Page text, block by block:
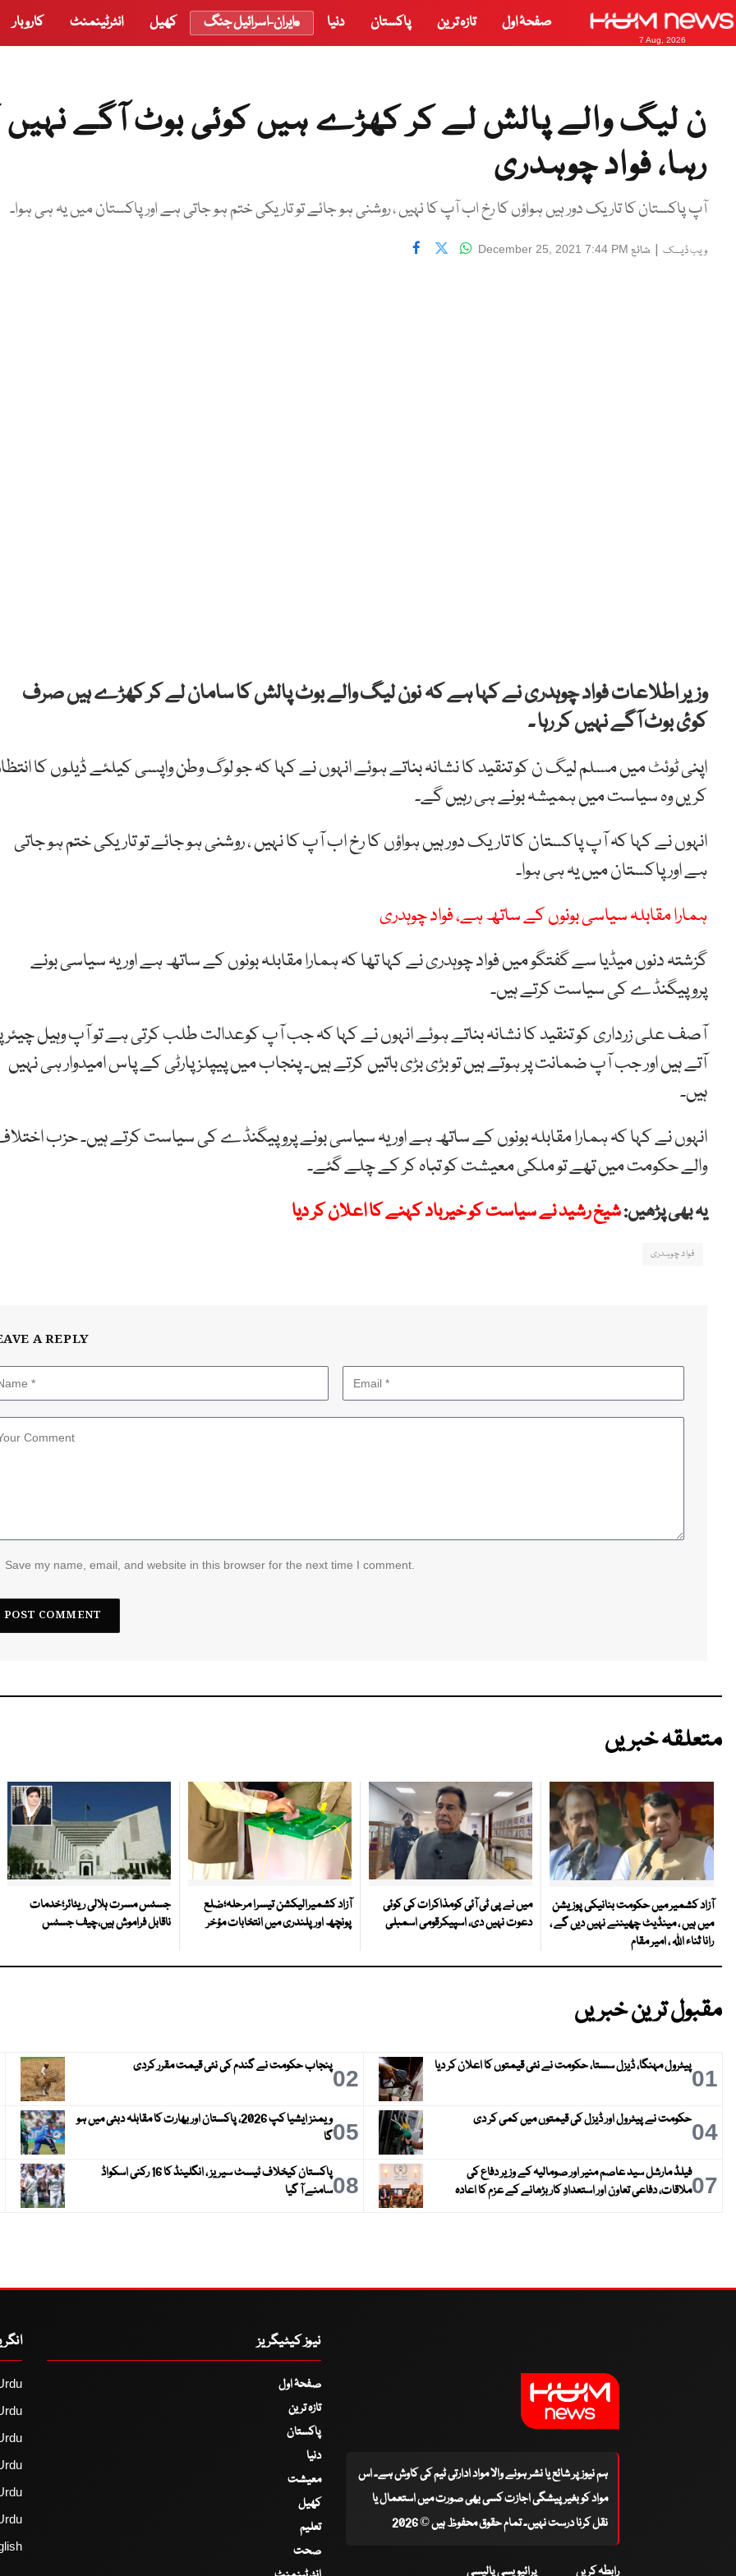
7 Aug, 2026
صفحۂ اول تازہ ترین پاکستان دنیا ایران-اسرائیل جنگ کھیل انٹرٹینمنٹ کاروبار
ن لیگ والے پالش لے کر کھڑے ہیں کوئی بوٹ آگے نہیں
رہا، فواد چوہدری
آپ پاکستان کا تاریک دور ہیں ہواؤں کا رخ اب آپ کا نہیں ، روشنی ہو جائے تو تاریکی ختم ہو جاتی ہے اور پاکستان میں یہ ہی ہوا۔
ویب ڈیسک | شائع December 25, 2021 7:44 PM
وزیر اطلاعات فواد چوہدری نے کہا ہے کہ نون لیگ والے بوٹ پالش کا سامان لے کر کھڑے ہیں صرف
کوئ بوٹ آگے نہیں کر رہا ۔
اپنی ٹوئٹ میں مسلم لیگ ن کو تنقید کا نشانہ بناتے ہوئے انہوں نے کہا کہ جو لوگ وطن واپسی کیلئے ڈیلوں کا
کریں وہ سیاست میں ہمیشہ بونے ہی رہیں گے۔
انہوں نے کہا کہ آپ پاکستان کا تاریک دور ہیں ہواؤں کا رخ اب آپ کا نہیں ، روشنی ہو جائے تو تاریکی ختم ہو جاتی
ہے اور پاکستان میں یہ ہی ہوا۔
ہمارا مقابلہ سیاسی بونوں کے ساتھ ہے، فواد چوہدری
گزشتہ دنوں میڈیا سے گفتگو میں فواد چوہدری نے کہا تھا کہ ہمارا مقابلہ بونوں کے ساتھ ہے اور یہ سیاسی بونے
پروپیگنڈے کی سیاست کرتے ہیں۔
آصف علی زرداری کو تنقید کا نشانہ بناتے ہوئے انہوں نے کہا کہ جب آپ کوعدالت طلب کرتی ہے تو آپ وہیل چیئر
آتے ہیں اور جب آپ ضمانت پر ہوتے ہیں تو بڑی بڑی باتیں کرتے ہیں۔ پنجاب میں پیپلز پارٹی کے پاس امیدوار ہی نہیں
ہیں۔
انہوں نے کہا کہ ہمارا مقابلہ بونوں کے ساتھ ہے اور یہ سیاسی بونے پروپیگنڈے کی سیاست کرتے ہیں۔ حزب
والے حکومت میں تھے تو ملکی معیشت کو تباہ کر کے چلے گئے۔
یہ بھی پڑھیں:شیخ رشید نے سیاست کو خیرباد کہنے کا اعلان کر دیا
فواد چوہدری
A REPLY
Save my name, email, and website in this browser for the next time I comment.
متعلقہ خبریں
آزاد کشمیر میں حکومت بنانیکی پوزیشن
میں ہیں ، مینڈیٹ چھیننے نہیں دیں گے ،
رانا ثناء اللہ ، امیر مقام
میں نے پی ٹی آئی کومذاکرات کی کوئی
دعوت نہیں دی، اسپیکرقومی اسمبلی
آزاد کشمیرالیکشن تیسرا مرحلہ؛ضلع
پونچھ اور پلندری میں انتخابات مؤخر
جسٹس مسرت ہلالی ریٹائر؛خدمات
ناقابل فراموش ہیں،چیف جسٹس
مقبول ترین خبریں
01پیٹرول مہنگا، ڈیزل سستا، حکومت نے نئی قیمتوں کا اعلان کر دیا 02پنجاب حکومت نے گندم کی نئی قیمت مقرر کردی
04حکومت نے پیٹرول اور ڈیزل کی قیمتوں میں کمی کر دی 05
ویمنز ایشیا کپ 2026، پاکستان اور بھارت کا مقابلہ دبئی میں ہو
گا
07فیلڈ مارشل سید عاصم منیر اور صومالیہ کے وزیر دفاع کی
ملاقات، دفاعی تعاون اور استعدادِ کار بڑھانے کے عزم کا اعادہ
08
پاکستان کیخلاف ٹیسٹ سیریز ، انگلینڈ کا 16 رکنی اسکواڈ
سامنے آ گیا
ہم نیوز پر شائع یا نشر ہونے والا مواد ادارتی ٹیم کی کاوش ہے۔ اس
مواد کو بغیر پیشگی اجازت کسی بھی صورت میں استعمال یا
نقل کرنا درست نہیں۔ تمام حقوق محفوظ ہیں © 2026
رابطہ کریں پرائیویسی پالیسی
نیوز کیٹیگریز
صفحۂ اول
تازہ ترین
پاکستان
دنیا
معیشت
کھیل
تعلیم
صحت